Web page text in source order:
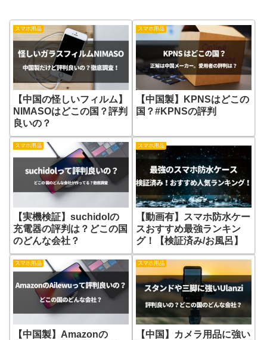
スマホ用品
【中国の怪しいフィルム】
NIMASOはどこの国？評判
良いの？
スマホ用品
【中国製】KPNSはどこの
国？#KPNSの評判
スマホ用品
【実機検証】suchidolの
充電器の評判は？どこの国
のどんな会社？
スマホ用品
【動画有】スマホ防水ケー
スおすすめ最強ランキン
グ！【検証済み/お風呂】
スマホ用品
【中国製】Amazonの
スマホ用品
【中国】カメラ用品に強い